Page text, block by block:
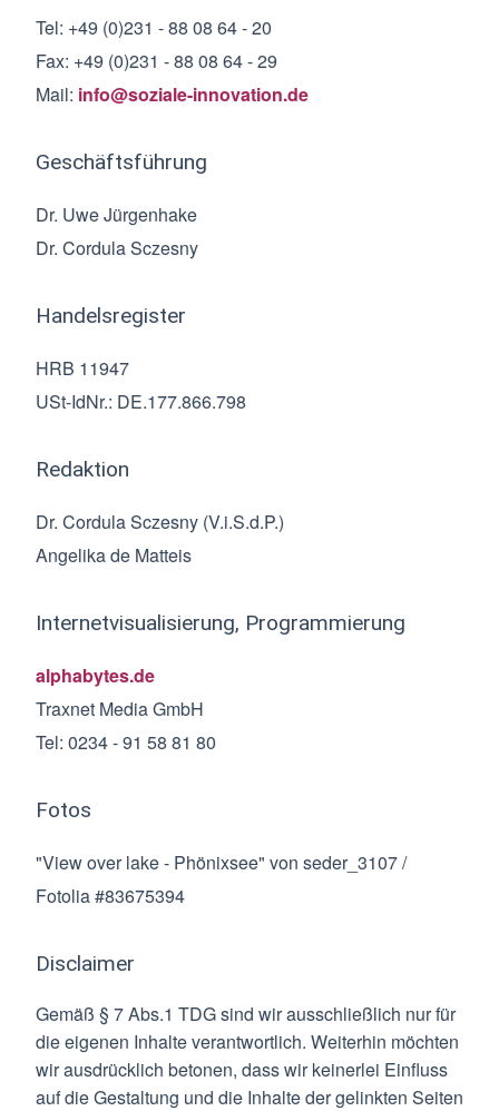
Tel: +49 (0)231 - 88 08 64 - 20
Fax: +49 (0)231 - 88 08 64 - 29
Mail: info@soziale-innovation.de
Geschäftsführung
Dr. Uwe Jürgenhake
Dr. Cordula Sczesny
Handelsregister
HRB 11947
USt-IdNr.: DE.177.866.798
Redaktion
Dr. Cordula Sczesny (V.i.S.d.P.)
Angelika de Matteis
Internetvisualisierung, Programmierung
alphabytes.de
Traxnet Media GmbH
Tel: 0234 - 91 58 81 80
Fotos
"View over lake - Phönixsee" von seder_3107 /
Fotolia #83675394
Disclaimer
Gemäß § 7 Abs.1 TDG sind wir ausschließlich nur für
die eigenen Inhalte verantwortlich. Weiterhin möchten
wir ausdrücklich betonen, dass wir keinerlei Einfluss
auf die Gestaltung und die Inhalte der gelinkten Seiten